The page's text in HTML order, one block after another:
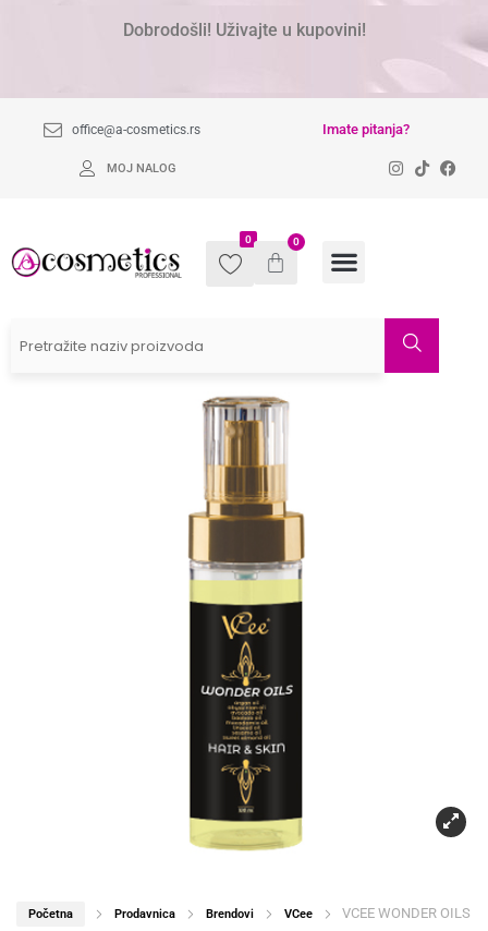
Dobrodošli! Uživajte u kupovini!
office@a-cosmetics.rs Imate pitanja?
MOJ NALOG
0 0
Početna Prodavnica Brendovi VCee
VCEE WONDER OILS